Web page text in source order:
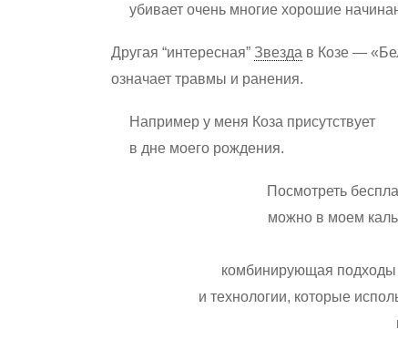
убивает очень многие хорошие
Другая “интересная” Звезда в Козе —
означает травмы и ранения.
Например у меня Коза присутствует
в дне моего рождения.
Посмотреть
можно в моем
комбинирующая
и технологии, которые